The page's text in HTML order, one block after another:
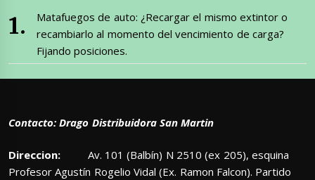
Matafuegos de auto: ¿Recargar el mismo extintor o
recambiarlo al momento del vencimiento de carga?
Fijando posiciones.
Contacto: Drago Distribuidora San Martin
Direccion: Av. 101 (Balbín) N 2510 (ex 205), esquina
Profesor Agustín Rogelio Vidal (Ex. Ramon Falcon). Partido